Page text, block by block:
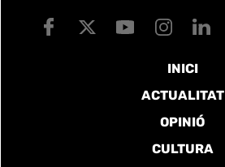
INICI
ACTUALITAT
OPINIÓ
CULTURA